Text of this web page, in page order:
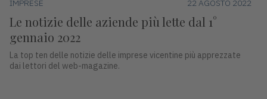
IMPRESE 22 AGOSTO 2022
Le notizie delle aziende più lette dal 1°
gennaio 2022
La top ten delle notizie delle imprese vicentine più apprezzate
dai lettori del web-magazine.